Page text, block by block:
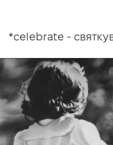
*celebrate -